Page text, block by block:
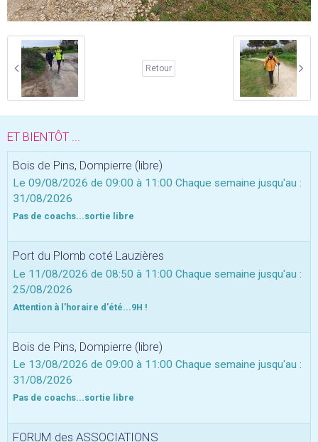
Retour
ET BIENTÔT ...
Bois de Pins, Dompierre (libre)
Le 09/08/2026 de 09:00 à 11:00 Chaque semaine jusqu'au :
31/08/2026
Pas de coachs...sortie libre
Port du Plomb coté Lauzières
Le 11/08/2026 de 08:50 à 11:00 Chaque semaine jusqu'au :
25/08/2026
Attention à l'horaire d'été...9H !
Bois de Pins, Dompierre (libre)
Le 13/08/2026 de 09:00 à 11:00 Chaque semaine jusqu'au :
31/08/2026
Pas de coachs...sortie libre
FORUM des ASSOCIATIONS